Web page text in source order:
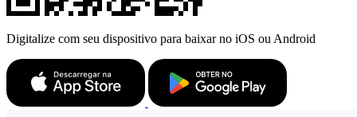
Digitalize com seu dispositivo para baixar no iOS ou Android